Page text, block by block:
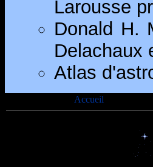
Larousse
Donald H.
Delachaux
Atlas
Accueil